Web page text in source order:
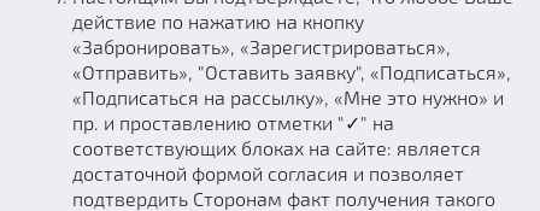
действие по нажатию на кнопку
«Забронировать», «Зарегистрироваться»,
«Отправить», "Оставить заявку", «Подписаться»,
«Подписаться на рассылку», «Мне это нужно» и
пр. и проставлению отметки "✓" на
соответствующих блоках на сайте: является
достаточной формой согласия и позволяет
подтвердить Сторонам факт получения такого